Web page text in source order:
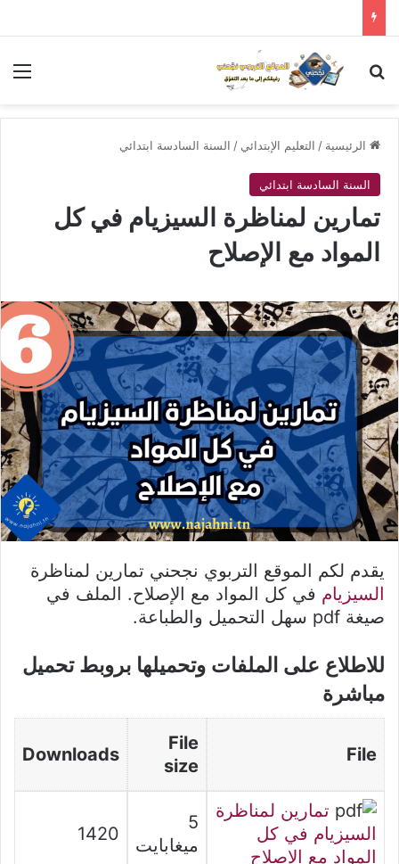
بحث عن
الرئيسية / التعليم الإبتدائي / السنة السادسة ابتدائي
السنة السادسة ابتدائي
تمارين لمناظرة السيزيام في كل
المواد مع الإصلاح
يقدم لكم الموقع التربوي نجحني تمارين لمناظرة
السيزيام في كل المواد مع الإصلاح. الملف في
صيغة pdf سهل التحميل والطباعة.
للاطلاع على الملفات وتحميلها بروبط تحميل
مباشرة
File
File
size
Downloads
تمارين لمناظرة
السيزيام في كل
المواد مع الإصلاح
5
ميغابايت
1420